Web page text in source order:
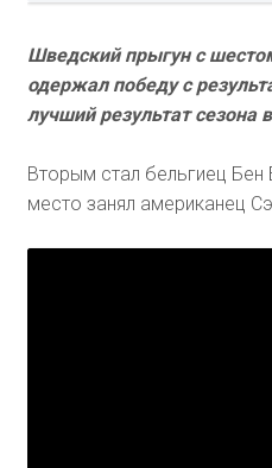
Шведский прыгун с
одержал победу с
лучший результат сезона
Вторым стал бельгиец Бен
место занял американец